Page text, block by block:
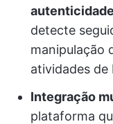
detecte
manipulação
atividades de
Integração
plataforma